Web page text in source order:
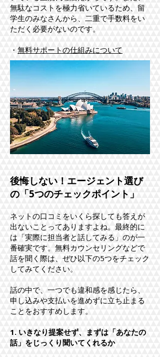
無駄なコストを極力省いているため、留
学生のみなさんから、二重で手数料をい
ただく必要がないのです。
​・ 無料サポートの仕組みについて
後悔しない！エージェント選び
の「5つのチェックポイント」
ネットの口コミをいくら探しても答えが
出ないことってありますよね。最終的に
は「実際に担当者と話してみる」のが一
番確実です。無料カウンセリングなどで
話を聞く際は、ぜひ以下の5つをチェック
してみてください。
話の中で、一つでも違和感を感じたら、
申し込みや支払いを進めずに立ち止まる
ことをおすすめします。
1. いきなり提案せず、まずは「あなたの
話」をじっくり聞いてくれるか